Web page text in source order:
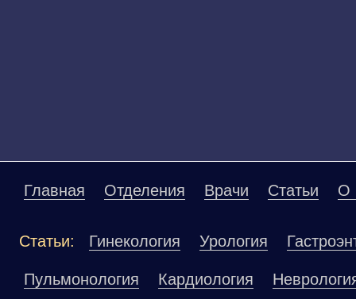
Главная Отделения Врачи Статьи О
Статьи: Гинекология Урология
Пульмонология Кардиология